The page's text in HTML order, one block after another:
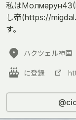
私は
し帝(https://
す。
ハクツェル神
に登録